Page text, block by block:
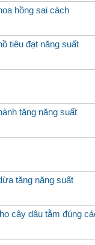
hồng sai cách
tiêu đạt năng suất
tăng năng suất
tăng năng suất
cây dâu tằm đúng